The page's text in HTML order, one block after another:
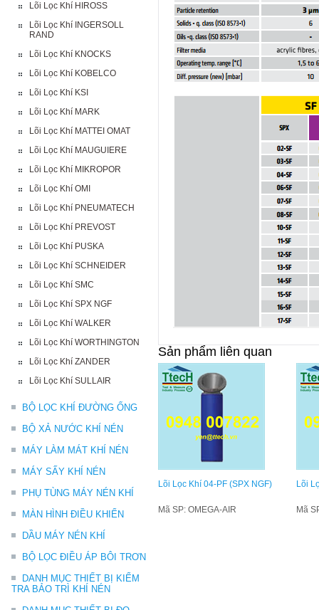
Lõi Lọc Khí HIROSS
Lõi Lọc Khí INGERSOLL
RAND
Lõi Lọc Khí KNOCKS
Lõi Lọc Khí KOBELCO
Lõi Lọc Khí KSI
Lõi Lọc Khí MARK
Lõi Lọc Khí MATTEI OMAT
Lõi Lọc Khí MAUGUIERE
Lõi Lọc Khí MIKROPOR
Lõi Lọc Khí OMI
Lõi Lọc Khí PNEUMATECH
Lõi Lọc Khí PREVOST
Lõi Lọc Khí PUSKA
Lõi Lọc Khí SCHNEIDER
Lõi Lọc Khí SMC
Lõi Lọc Khí SPX NGF
Lõi Lọc Khí WALKER
Lõi Lọc Khí WORTHINGTON
Lõi Lọc Khí ZANDER
Lõi Lọc Khí SULLAIR
BỘ LỌC KHÍ ĐƯỜNG ỐNG
BỘ XẢ NƯỚC KHÍ NÉN
MÁY LÀM MÁT KHÍ NÉN
MÁY SẤY KHÍ NÉN
PHỤ TÙNG MÁY NÉN KHÍ
MÀN HÌNH ĐIỀU KHIỂN
DẦU MÁY NÉN KHÍ
BỘ LỌC ĐIỀU ÁP BÔI TRƠN
DANH MỤC THIẾT BỊ KIỂM
TRA BẢO TRÌ KHÍ NÉN
Sản phẩm liên quan
Lõi Lọc Khí 04-PF (SPX NGF)
Mã SP: OMEGA-AIR
Lõi
Mã